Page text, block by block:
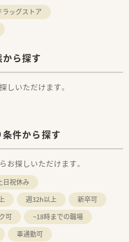
ラッグストア
ら探す
しいただけます。
件から探す
お探しいただけます。
日祝休み
週32h以上
新卒可
可
~18時までの職場
車通勤可